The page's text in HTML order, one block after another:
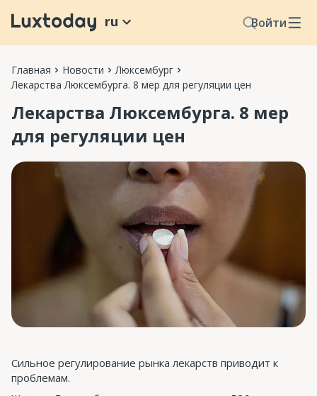
Войти
ru
Главная Новости
Люксембург
Лекарства Люксембурга. 8 мер для регуляции цен
Лекарства Люксембурга. 8 мер
для регуляции цен
Сильное регулирование рынка лекарств приводит к
проблемам.